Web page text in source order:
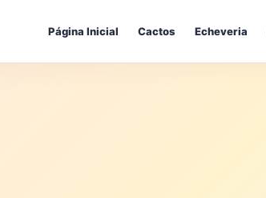
Página Inicial Cactos Echeveria